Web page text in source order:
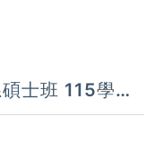
學年
06日)